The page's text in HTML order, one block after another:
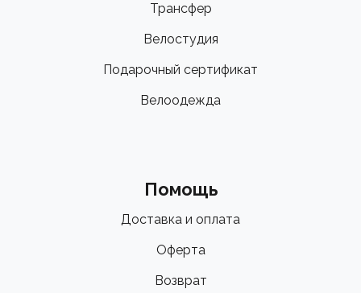
Трансфер
Велостудия
Подарочный сертификат
Велоодежда
Помощь
Доставка и оплата
Оферта
Возврат